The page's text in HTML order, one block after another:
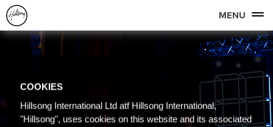
MENU
COOKIES
Hillsong International Ltd atf Hillsong International,
"Hillsong", uses cookies on this website and its associated